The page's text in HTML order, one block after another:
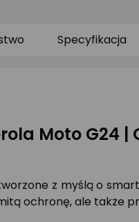
Specyfikacja
Moto G24 |
z myślą o
ochronę, ale także